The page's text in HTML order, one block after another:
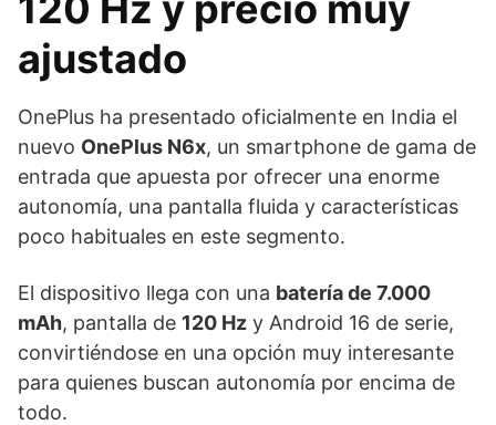
ajustado
OnePlus ha presentado oficialmente en India el
nuevo OnePlus N6x, un smartphone de gama de
entrada que apuesta por ofrecer una enorme
autonomía, una pantalla fluida y características
poco habituales en este segmento.
El dispositivo llega con una batería de 7.000
mAh, pantalla de 120 Hz y Android 16 de serie,
convirtiéndose en una opción muy interesante
para quienes buscan autonomía por encima de
todo.